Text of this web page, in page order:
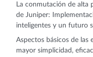
La conmutación de alta
de Juniper:
inteligentes y un futuro
Aspectos básicos de las
mayor simplicidad,